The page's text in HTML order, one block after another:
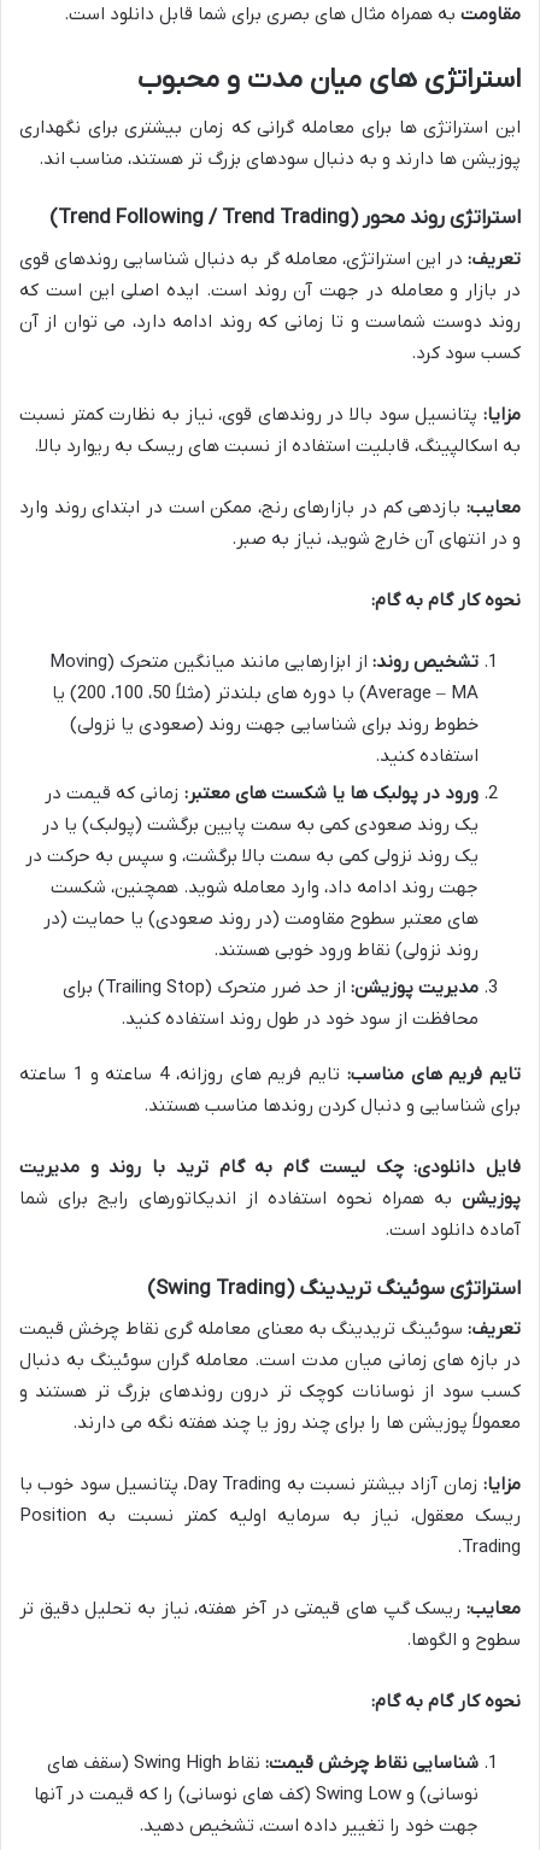
مقاومت به همراه مثال های بصری برای شما قابل دانلود است.
استراتژی های میان مدت و محبوب
این استراتژی ها برای معامله گرانی که زمان بیشتری برای نگهداری
پوزیشن ها دارند و به دنبال سودهای بزرگ تر هستند، مناسب اند.
استراتژی روند محور (Trend Following / Trend Trading)
تعریف: در این استراتژی، معامله گر به دنبال شناسایی روندهای قوی
در بازار و معامله در جهت آن روند است. ایده اصلی این است که
روند دوست شماست و تا زمانی که روند ادامه دارد، می توان از آن
کسب سود کرد.
مزایا: پتانسیل سود بالا در روندهای قوی، نیاز به نظارت کمتر نسبت
به اسکالپینگ، قابلیت استفاده از نسبت های ریسک به ریوارد بالا.
معایب: بازدهی کم در بازارهای رنج، ممکن است در ابتدای روند وارد
و در انتهای آن خارج شوید، نیاز به صبر.
نحوه کار گام به گام:
تشخیص روند:
از ابزارهایی مانند میانگین متحرک (Moving
Average – MA) با دوره های بلندتر (مثلاً 50، 100، 200) یا
خطوط روند برای شناسایی جهت روند (صعودی یا نزولی)
استفاده کنید.
ورود در پولبک ها یا شکست های معتبر: زمانی که قیمت در
یک روند صعودی کمی به سمت پایین برگشت (پولبک) یا در
یک روند نزولی کمی به سمت بالا برگشت، و سپس به حرکت در
جهت روند ادامه داد، وارد معامله شوید. همچنین، شکست
های معتبر سطوح مقاومت (در روند صعودی) یا حمایت (در
روند نزولی) نقاط ورود خوبی هستند.
مدیریت پوزیشن:
از حد ضرر متحرک (Trailing Stop) برای
محافظت از سود خود در طول روند استفاده کنید.
تایم فریم های مناسب:
تایم فریم های روزانه، 4 ساعته و 1 ساعته
برای شناسایی و دنبال کردن روندها مناسب هستند.
فایل دانلودی: چک لیست گام به گام ترید با روند و مدیریت
پوزیشن به همراه نحوه استفاده از اندیکاتورهای رایج برای شما
آماده دانلود است.
استراتژی سوئینگ تریدینگ (Swing Trading)
تعریف: سوئینگ تریدینگ به معنای معامله گری نقاط چرخش قیمت
در بازه های زمانی میان مدت است. معامله گران سوئینگ به دنبال
کسب سود از نوسانات کوچک تر درون روندهای بزرگ تر هستند و
معمولاً پوزیشن ها را برای چند روز یا چند هفته نگه می دارند.
مزایا:
زمان آزاد بیشتر نسبت به Day Trading، پتانسیل سود خوب با
ریسک معقول، نیاز به سرمایه اولیه کمتر نسبت به Position
Trading.
معایب: ریسک گپ های قیمتی در آخر هفته، نیاز به تحلیل دقیق تر
سطوح و الگوها.
نحوه کار گام به گام:
شناسایی نقاط چرخش قیمت:
نقاط Swing High (سقف های
نوسانی) و Swing Low (کف های نوسانی) را که قیمت در آنها
جهت خود را تغییر داده است، تشخیص دهید.